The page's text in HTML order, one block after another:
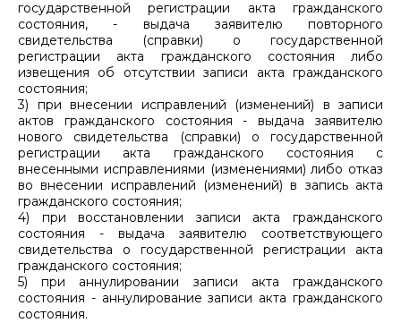
государственной регистрации акта гражданского
состояния, - выдача заявителю повторного
свидетельства (справки) о государственной
регистрации акта гражданского состояния либо
извещения об отсутствии записи акта гражданского
состояния;
3) при внесении исправлений (изменений) в записи
актов гражданского состояния - выдача заявителю
нового свидетельства (справки) о государственной
регистрации акта гражданского состояния с
внесенными исправлениями (изменениями) либо отказ
во внесении исправлений (изменений) в запись акта
гражданского состояния;
4) при восстановлении записи акта гражданского
состояния - выдача заявителю соответствующего
свидетельства о государственной регистрации акта
гражданского состояния;
5) при аннулировании записи акта гражданского
состояния - аннулирование записи акта гражданского
состояния.